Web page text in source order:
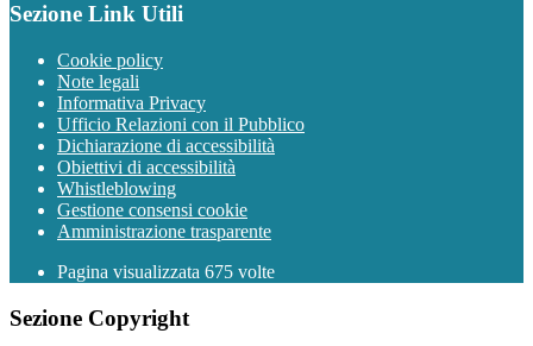
Sezione Link Utili
Cookie policy
Note legali
Informativa Privacy
Ufficio Relazioni con il Pubblico
Dichiarazione di accessibilità
Obiettivi di accessibilità
Whistleblowing
Gestione consensi cookie
Amministrazione trasparente
Pagina visualizzata 675 volte
Sezione Copyright